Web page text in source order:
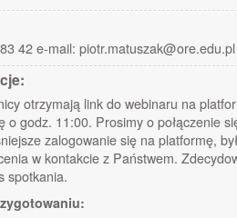
42 e-mail: piotr.matuszak@ore.edu.pl
otrzymają link do webinaru na
o godz. 11:00. Prosimy o połączenie
zalogowanie się na platformę,
w kontakcie z Państwem.
spotkania.